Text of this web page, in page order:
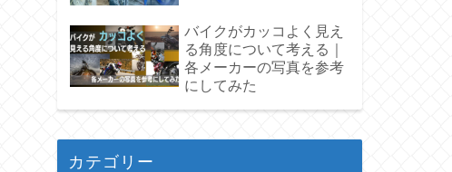
バイクがカッコよく見え
る角度について考える｜
各メーカーの写真を参考
にしてみた
カテゴリー